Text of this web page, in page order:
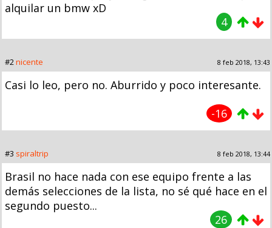
alquilar un bmw xD
4
#2nicente 8 feb 2018, 13:43
Casi lo leo, pero no. Aburrido y poco interesante.
-16
#3 spiraltrip 8 feb 2018, 13:44
Brasil no hace nada con ese equipo frente a las
demás selecciones de la lista, no sé qué hace en el
segundo puesto...
26